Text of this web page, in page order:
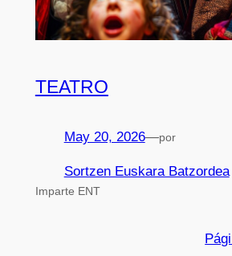
TEATRO
May 20, 2026—por
Sortzen Euskara Batzordea
Imparte ENT